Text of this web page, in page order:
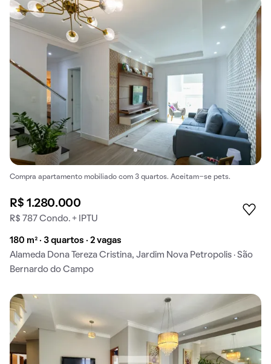
Compra apartamento mobiliado com 3 quartos. Aceitam-se pets.
R$ 1.280.000
R$ 787 Condo. + IPTU
180 m² · 3 quartos · 2 vagas
Alameda Dona Tereza Cristina, Jardim Nova Petropolis · São
Bernardo do Campo